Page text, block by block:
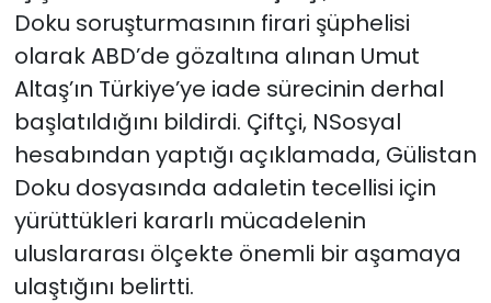
Doku soruşturmasının firari şüphelisi
olarak ABD’de gözaltına alınan Umut
Altaş’ın Türkiye’ye iade sürecinin derhal
başlatıldığını bildirdi. Çiftçi, NSosyal
hesabından yaptığı açıklamada, Gülistan
Doku dosyasında adaletin tecellisi için
yürüttükleri kararlı mücadelenin
uluslararası ölçekte önemli bir aşamaya
ulaştığını belirtti.